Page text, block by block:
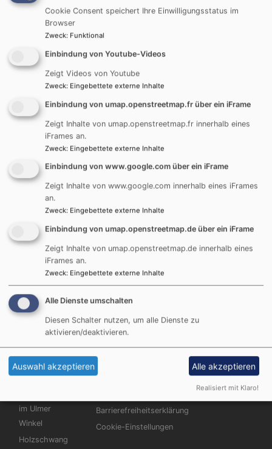
Startseite
Ev. Luth. Kirchengemeinde Holzschwang -
Holzschwang - Hausen - Gemeindeleben
Holzschwang - Hausen - Gemeindebrief
Holzschwang -
Hausen -
Gemeindebrief
Aufgrund von Fotos auch von Kindern im
Gemeindebrief veröffentlichen wir den Gemeindebrief
nicht auf der Homepage.
Gerne können Sie sich ihn aber zusenden lassen per E-
Mail. Schreiben Sie dann bitte eine formlose E-Mail an:
Pfarramt.Reutti@elkb.de
Danke
Hauptnavigation
Startseite
im Ulmer
Winkel
Holzschwang
Fußbereichsmenü
Impressum
Barrierefreiheitserklärung
Cookie-Einstellungen
Anmelden
Cookie Consent speichert Ihre Einwilligungsstatus im
Browser
Zweck: Funktional
Einbindung von Youtube-Videos
Zeigt Videos von Youtube
Zweck: Eingebettete externe Inhalte
Einbindung von umap.openstreetmap.fr über ein iFrame
Zeigt Inhalte von umap.openstreetmap.fr innerhalb eines
iFrames an.
Zweck: Eingebettete externe Inhalte
Einbindung von www.google.com über ein iFrame
Zeigt Inhalte von www.google.com innerhalb eines iFrames
an.
Zweck: Eingebettete externe Inhalte
Einbindung von umap.openstreetmap.de über ein iFrame
Zeigt Inhalte von umap.openstreetmap.de innerhalb eines
iFrames an.
Zweck: Eingebettete externe Inhalte
Alle Dienste umschalten
Diesen Schalter nutzen, um alle Dienste zu
aktivieren/deaktivieren.
Auswahl akzeptieren Alle akzeptieren
Realisiert mit Klaro!